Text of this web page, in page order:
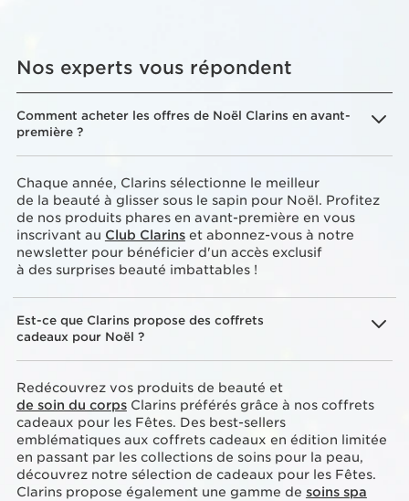
Nos experts vous répondent
Comment acheter les offres de Noël Clarins en avant-
première ?
Chaque année, Clarins sélectionne le meilleur
de la beauté à glisser sous le sapin pour Noël. Profitez
de nos produits phares en avant-première en vous
inscrivant au Club Clarinset abonnez-vous à notre
newsletter pour bénéficier d'un accès exclusif
à des surprises beauté imbattables !
Est-ce que Clarins propose des coffrets
cadeaux pour Noël ?
Redécouvrez vos produits de beauté et
de soin du corpsClarins préférés grâce à nos coffrets
cadeaux pour les Fêtes. Des best-sellers
emblématiques aux coffrets cadeaux en édition limitée
en passant par les collections de soins pour la peau,
découvrez notre sélection de cadeaux pour les Fêtes.
Clarins propose également une gamme de soins spa